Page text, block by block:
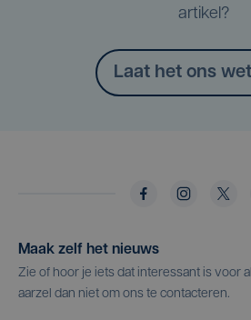
artikel?
Laat het ons
Maak zelf het nieuws
Zie of hoor je iets dat interessant is voor
aarzel dan niet om ons te contacteren.